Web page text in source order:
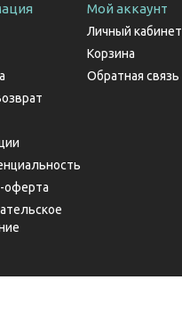
оферта
Мой аккаунт
Личный кабинет
Корзина
Обратная связь